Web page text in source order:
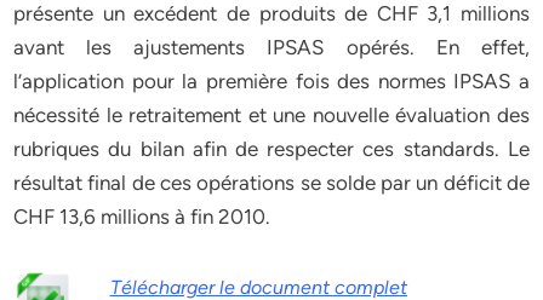
présente un excédent de produits de CHF 3,1 millions
avant les ajustements IPSAS opérés. En effet,
l’application pour la première fois des normes IPSAS a
nécessité le retraitement et une nouvelle évaluation des
rubriques du bilan afin de respecter ces standards. Le
résultat final de ces opérations se solde par un déficit de
CHF 13,6 millions à fin 2010.
Télécharger le document complet